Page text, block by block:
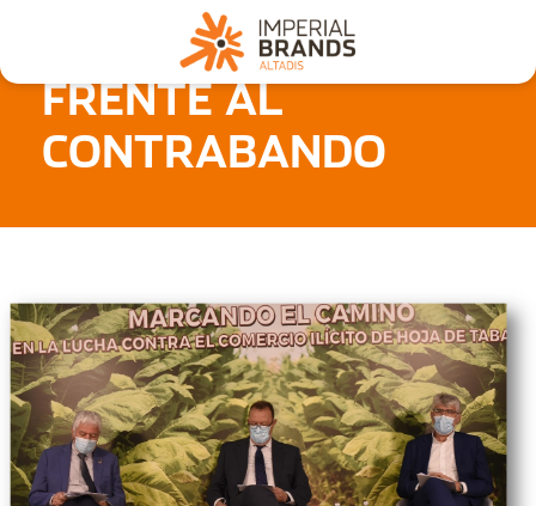
Pregúntanos
Archivo
VI CONGRESO
FRENTE AL
CONTRABANDO